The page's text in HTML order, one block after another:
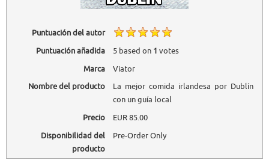
Puntuación del autor
Puntuación añadida
5based on 1 votes
Marca
Viator
Nombre del producto
La mejor comida irlandesa por Dublín
con un guía local
Precio
EUR85.00
Disponibilidad del
producto
Pre-Order Only